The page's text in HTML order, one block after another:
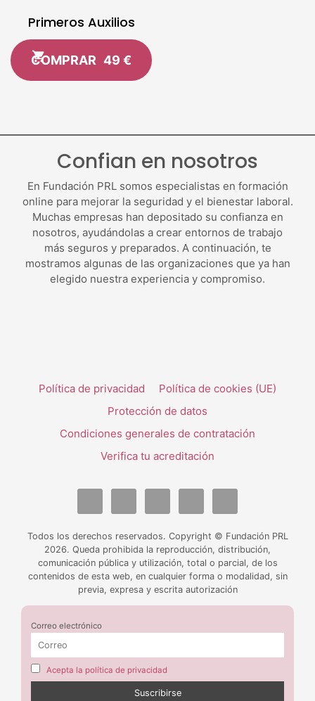
Primeros Auxilios
COMPRAR 49 €
Confian en nosotros
En Fundación PRL somos especialistas en formación
online para mejorar la seguridad y el bienestar laboral.
Muchas empresas han depositado su confianza en
nosotros, ayudándolas a crear entornos de trabajo
más seguros y preparados. A continuación, te
mostramos algunas de las organizaciones que ya han
elegido nuestra experiencia y compromiso.
Política de privacidad
Política de cookies (UE)
Protección de datos
Condiciones generales de contratación
Verifica tu acreditación
Todos los derechos reservados. Copyright © Fundación PRL
2026. Queda prohibida la reproducción, distribución,
comunicación pública y utilización, total o parcial, de los
contenidos de esta web, en cualquier forma o modalidad, sin
previa, expresa y escrita autorización
Correo electrónico
Acepta la política de privacidad